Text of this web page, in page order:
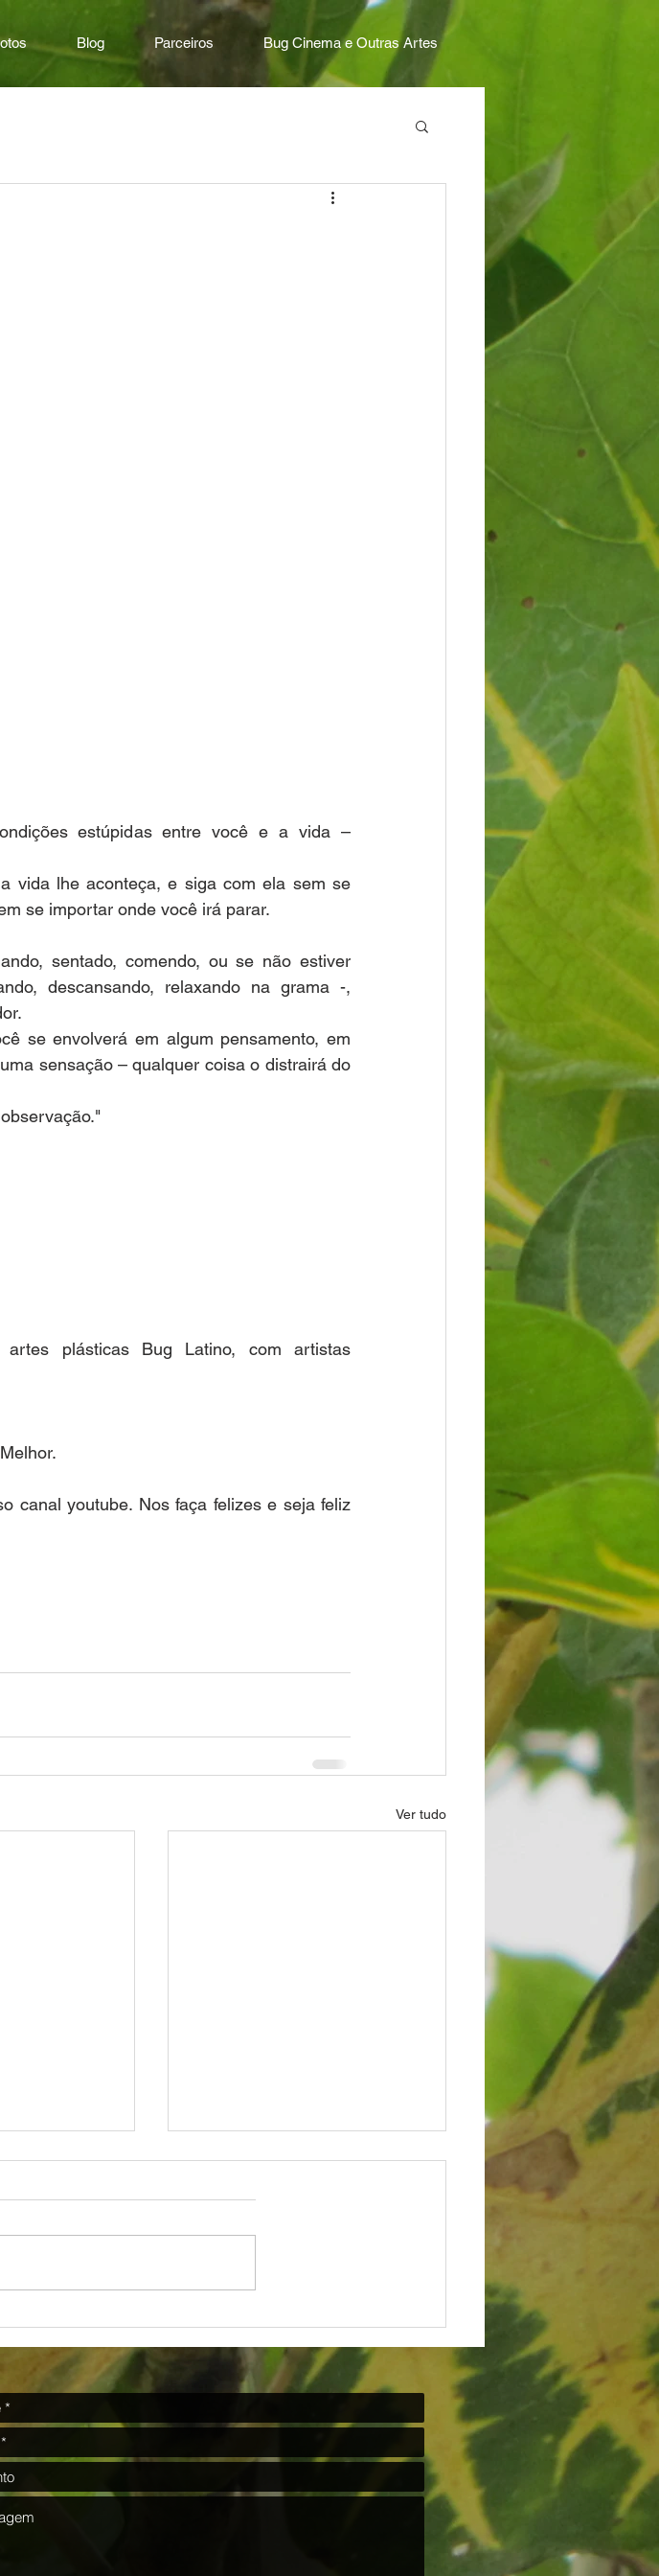
Blog Parceiros Bug Cinema e Outras Artes
estúpidas entre você e a vida –
vida lhe aconteça, e siga com ela sem se
se importar onde você irá parar.
sentado, comendo, ou se não estiver
descansando, relaxando na grama -,
se envolverá em algum pensamento, em
sensação – qualquer coisa o distrairá do
plásticas Bug Latino, com artistas
canal youtube. Nos faça felizes e seja feliz
Ver tudo